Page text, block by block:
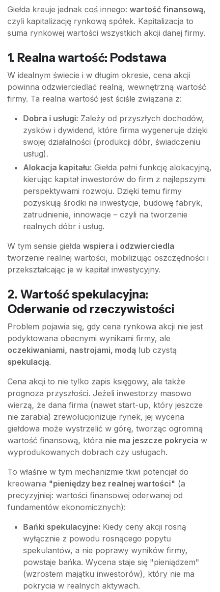
Giełda kreuje jednak coś innego: wartość finansową,
czyli kapitalizację rynkową spółek. Kapitalizacja to
suma rynkowej wartości wszystkich akcji danej firmy.
1. Realna wartość: Podstawa
W idealnym świecie i w długim okresie, cena akcji
powinna odzwierciedlać realną, wewnętrzną wartość
firmy. Ta realna wartość jest ściśle związana z:
Dobra i usługi: Zależy od przyszłych dochodów,
zysków i dywidend, które firma wygeneruje dzięki
swojej działalności (produkcji dóbr, świadczeniu
usług).
Alokacja kapitału: Giełda pełni funkcję alokacyjną,
kierując kapitał inwestorów do firm z najlepszymi
perspektywami rozwoju. Dzięki temu firmy
pozyskują środki na inwestycje, budowę fabryk,
zatrudnienie, innowacje – czyli na tworzenie
realnych dóbr i usług.
W tym sensie giełda wspiera i odzwierciedla
tworzenie realnej wartości, mobilizując oszczędności i
przekształcając je w kapitał inwestycyjny.
2. Wartość spekulacyjna:
Oderwanie od rzeczywistości
Problem pojawia się, gdy cena rynkowa akcji nie jest
podyktowana obecnymi wynikami firmy, ale
oczekiwaniami, nastrojami, modą lub czystą
spekulacją.
Cena akcji to nie tylko zapis księgowy, ale także
prognoza przyszłości. Jeżeli inwestorzy masowo
wierzą, że dana firma (nawet start-up, który jeszcze
nie zarabia) zrewolucjonizuje rynek, jej wycena
giełdowa może wystrzelić w górę, tworząc ogromną
wartość finansową, która nie ma jeszcze pokrycia w
wyprodukowanych dobrach czy usługach.
To właśnie w tym mechanizmie tkwi potencjał do
kreowania "pieniędzy bez realnej wartości" (a
precyzyjniej: wartości finansowej oderwanej od
fundamentów ekonomicznych):
Bańki spekulacyjne: Kiedy ceny akcji rosną
wyłącznie z powodu rosnącego popytu
spekulantów, a nie poprawy wyników firmy,
powstaje bańka. Wycena staje się "pieniądzem"
(wzrostem majątku inwestorów), który nie ma
pokrycia w realnych aktywach.